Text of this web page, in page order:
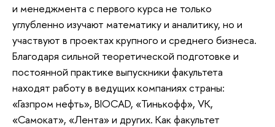
и менеджмента с первого курса не только
углубленно изучают математику и аналитику, но и
участвуют в проектах крупного и среднего бизнеса.
Благодаря сильной теоретической подготовке и
постоянной практике выпускники факультета
находят работу в ведущих компаниях страны:
«Газпром нефть», BIOCAD, «Тинькофф», VK,
«Самокат», «Лента» и других. Как факультет